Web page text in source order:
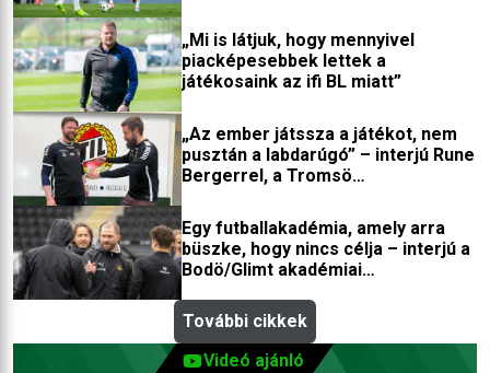
közepette intett búcsút.
Norberttel
„Mi is látjuk, hogy mennyivel
piacképesebbek lettek a
játékosaink az ifi BL miatt”
„Az ember játssza a játékot, nem
pusztán a labdarúgó” – interjú Rune
Bergerrel, a Tromsö
Egy futballakadémia, amely arra
büszke, hogy nincs célja – interjú a
Bodö/Glimt akadémiai
További cikkek
Videó ajánló